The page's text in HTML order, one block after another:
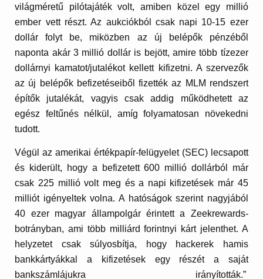
világméretű pilótajáték volt, amiben közel egy millió
ember vett részt. Az aukciókból csak napi 10-15 ezer
dollár folyt be, miközben az új belépők pénzéből
naponta akár 3 millió dollár is bejött, amire több tízezer
dollárnyi kamatot/jutalékot kellett kifizetni. A szervezők
az új belépők befizetéseiből fizették az MLM rendszert
építők jutalékát, vagyis csak addig működhetett az
egész feltűnés nélkül, amíg folyamatosan növekedni
tudott.
Végül az amerikai értékpapír-felügyelet (SEC) lecsapott
és kiderült, hogy a befizetett 600 millió dollárból már
csak 225 millió volt meg és a napi kifizetések már 45
milliót igényeltek volna. A hatóságok szerint nagyjából
40 ezer magyar állampolgár érintett a Zeekrewards-
botrányban, ami több milliárd forintnyi kárt jelenthet. A
helyzetet csak súlyosbítja, hogy hackerek hamis
bankkártyákkal a kifizetések egy részét a saját
bankszámlájukra irányították.”